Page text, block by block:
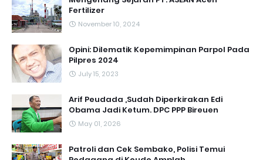
Fertilizer
November 10, 2024
Opini: Dilematik Kepemimpinan Parpol Pada
Pilpres 2024
July 15, 2023
Arif Peudada ,Sudah Diperkirakan Edi
Obama Jadi Ketum. DPC PPP Bireuen
May 01, 2026
Patroli dan Cek Sembako, Polisi Temui